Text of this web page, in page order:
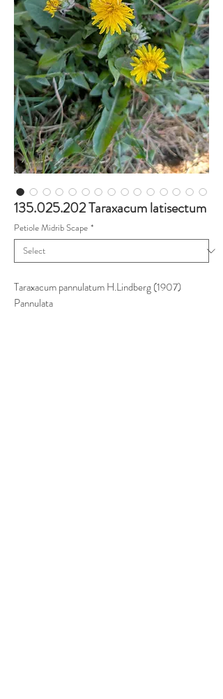
135.025.202 Taraxacum latisectum
Petiole Midrib Scape *
Taraxacum pannulatum H.Lindberg (1907)
Pannulata